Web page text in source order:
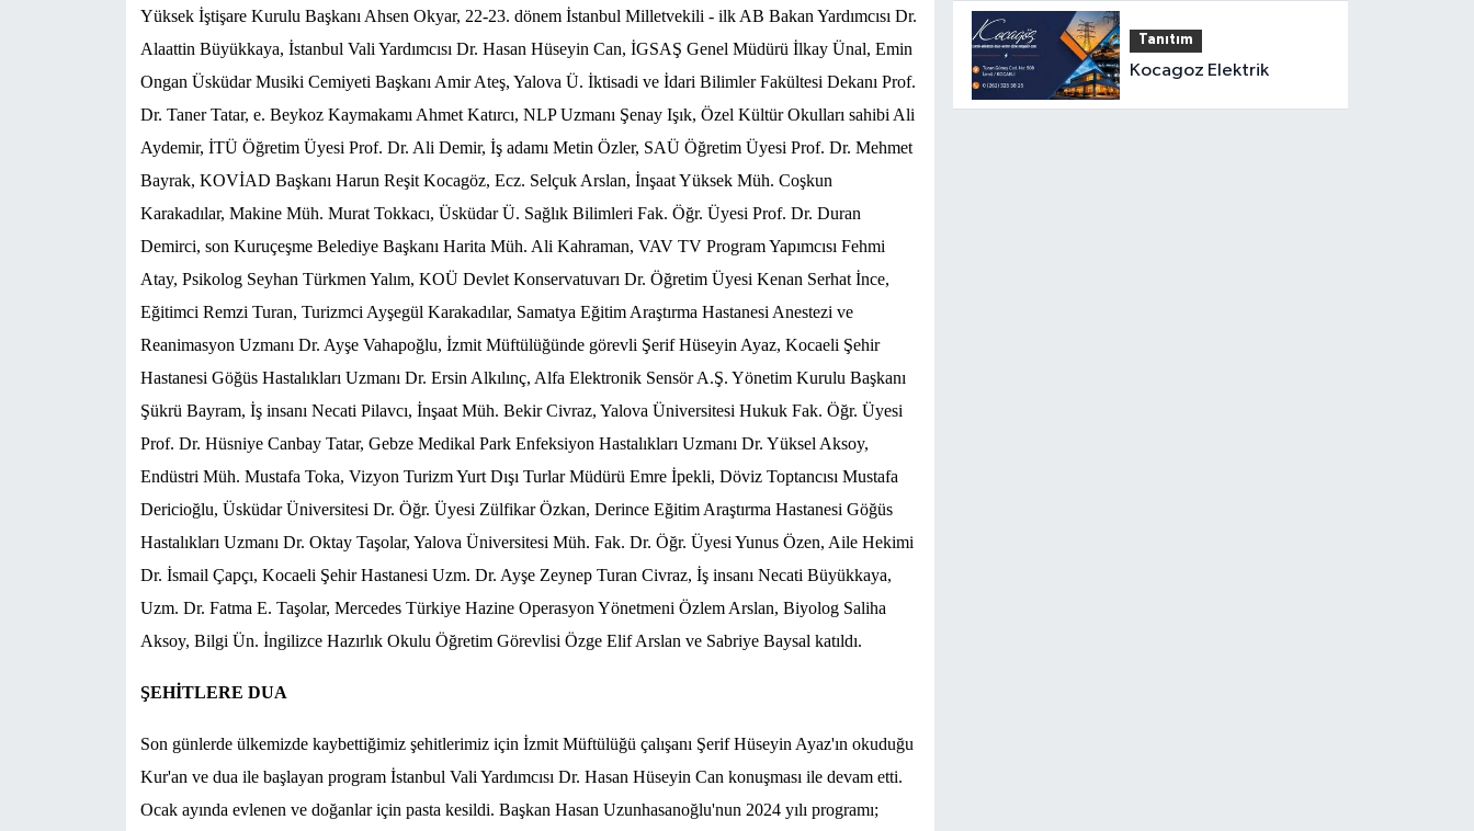
Yüksek İştişare Kurulu Başkanı Ahsen Okyar, 22-23. dönem İstanbul Milletvekili - ilk AB Bakan Yardımcısı Dr.
Alaattin Büyükkaya, İstanbul Vali Yardımcısı Dr. Hasan Hüseyin Can, İGSAŞ Genel Müdürü İlkay Ünal, Emin
Ongan Üsküdar Musiki Cemiyeti Başkanı Amir Ateş, Yalova Ü. İktisadi ve İdari Bilimler Fakültesi Dekanı Prof.
Dr. Taner Tatar, e. Beykoz Kaymakamı Ahmet Katırcı, NLP Uzmanı Şenay Işık, Özel Kültür Okulları sahibi Ali
Aydemir, İTÜ Öğretim Üyesi Prof. Dr. Ali Demir, İş adamı Metin Özler, SAÜ Öğretim Üyesi Prof. Dr. Mehmet
Bayrak, KOVİAD Başkanı Harun Reşit Kocagöz, Ecz. Selçuk Arslan, İnşaat Yüksek Müh. Coşkun
Karakadılar, Makine Müh. Murat Tokkacı, Üsküdar Ü. Sağlık Bilimleri Fak. Öğr. Üyesi Prof. Dr. Duran
Demirci, son Kuruçeşme Belediye Başkanı Harita Müh. Ali Kahraman, VAV TV Program Yapımcısı Fehmi
Atay, Psikolog Seyhan Türkmen Yalım, KOÜ Devlet Konservatuvarı Dr. Öğretim Üyesi Kenan Serhat İnce,
Eğitimci Remzi Turan, Turizmci Ayşegül Karakadılar, Samatya Eğitim Araştırma Hastanesi Anestezi ve
Reanimasyon Uzmanı Dr. Ayşe Vahapoğlu, İzmit Müftülüğünde görevli Şerif Hüseyin Ayaz, Kocaeli Şehir
Hastanesi Göğüs Hastalıkları Uzmanı Dr. Ersin Alkılınç, Alfa Elektronik Sensör A.Ş. Yönetim Kurulu Başkanı
Şükrü Bayram, İş insanı Necati Pilavcı, İnşaat Müh. Bekir Civraz, Yalova Üniversitesi Hukuk Fak. Öğr. Üyesi
Prof. Dr. Hüsniye Canbay Tatar, Gebze Medikal Park Enfeksiyon Hastalıkları Uzmanı Dr. Yüksel Aksoy,
Endüstri Müh. Mustafa Toka, Vizyon Turizm Yurt Dışı Turlar Müdürü Emre İpekli, Döviz Toptancısı Mustafa
Dericioğlu, Üsküdar Üniversitesi Dr. Öğr. Üyesi Zülfikar Özkan, Derince Eğitim Araştırma Hastanesi Göğüs
Hastalıkları Uzmanı Dr. Oktay Taşolar, Yalova Üniversitesi Müh. Fak. Dr. Öğr. Üyesi Yunus Özen, Aile Hekimi
Dr. İsmail Çapçı, Kocaeli Şehir Hastanesi Uzm. Dr. Ayşe Zeynep Turan Civraz, İş insanı Necati Büyükkaya,
Uzm. Dr. Fatma E. Taşolar, Mercedes Türkiye Hazine Operasyon Yönetmeni Özlem Arslan, Biyolog Saliha
Aksoy, Bilgi Ün. İngilizce Hazırlık Okulu Öğretim Görevlisi Özge Elif Arslan ve Sabriye Baysal katıldı.
ŞEHİTLERE DUA
Son günlerde ülkemizde kaybettiğimiz şehitlerimiz için İzmit Müftülüğü çalışanı Şerif Hüseyin Ayaz'ın okuduğu
Kur'an ve dua ile başlayan program İstanbul Vali Yardımcısı Dr. Hasan Hüseyin Can konuşması ile devam etti.
Ocak ayında evlenen ve doğanlar için pasta kesildi. Başkan Hasan Uzunhasanoğlu'nun 2024 yılı programı;
Tanıtım
Kocagoz Elektrik